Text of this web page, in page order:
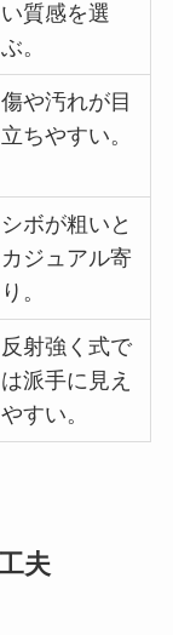
い質感を選
ぶ。
傷や汚れが目
立ちやすい。
シボが粗いと
カジュアル寄
り。
反射強く式で
は派手に見え
やすい。
夫